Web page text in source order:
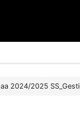
aa 2024/2025